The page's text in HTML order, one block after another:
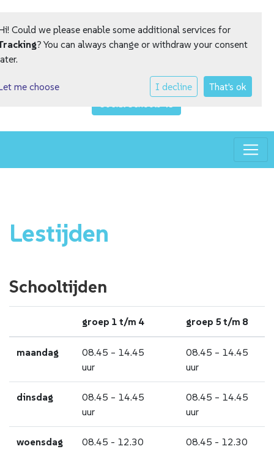
Social Schools
Lestijden
Schooltijden
groep 1 t/m 4 groep 5 t/m 8
maandag
08.45 – 14.45
uur
08.45 – 14.45
uur
dinsdag
08.45 – 14.45
uur
08.45 – 14.45
uur
woensdag
08.45 - 12.30
08.45 - 12.30
Could we please enable some additional services for
? You can always change or withdraw your consent
me choose I decline That's ok